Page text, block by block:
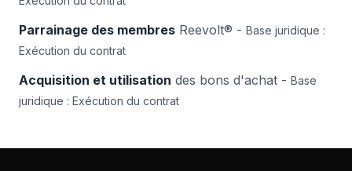
Parrainage des membres Reevolt® - Base juridique :
Exécution du contrat
Acquisition et utilisation des bons d'achat - Base
juridique : Exécution du contrat